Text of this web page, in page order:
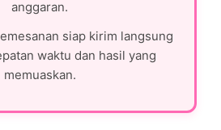
anggaran.
siap kirim langsung
waktu dan hasil yang
memuaskan.